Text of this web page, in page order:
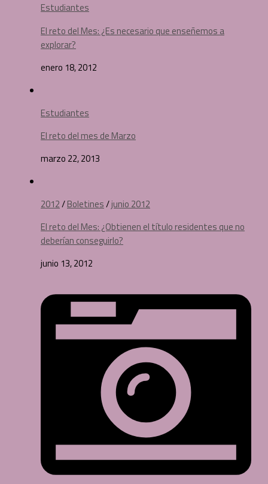
Estudiantes
El reto del Mes: ¿Es necesario que enseñemos a
explorar?
enero 18, 2012
Estudiantes
El reto del mes de Marzo
marzo 22, 2013
2012/Boletines/junio 2012
El reto del Mes: ¿Obtienen el título residentes que no
deberían conseguirlo?
junio 13, 2012